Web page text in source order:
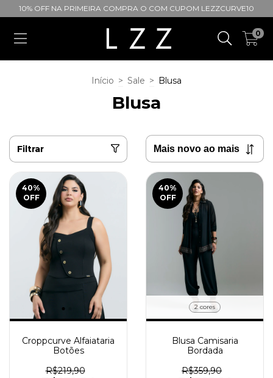
10% OFF NA PRIMEIRA COMPRA O COM CUPOM LEZZCURVE10
0
Início > Sale > Blusa
Blusa
Filtrar
40%
OFF
Croppcurve Alfaiataria
Botões
R$219,90
40%
OFF
2 cores
Blusa Camisaria
Bordada
R$359,90